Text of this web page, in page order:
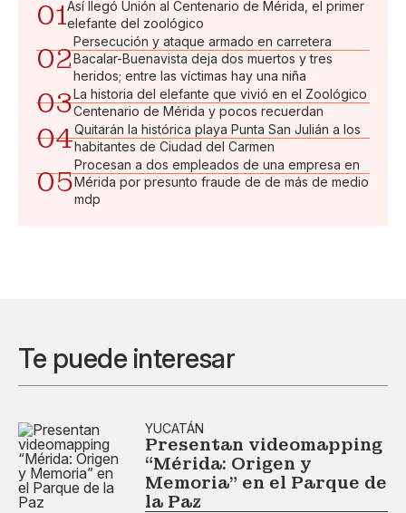
01Así llegó Unión al Centenario de Mérida, el primer
elefante del zoológico
02
Persecución y ataque armado en carretera
Bacalar-Buenavista deja dos muertos y tres
heridos; entre las víctimas hay una niña
03La historia del elefante que vivió en el Zoológico
Centenario de Mérida y pocos recuerdan
04Quitarán la histórica playa Punta San Julián a los
habitantes de Ciudad del Carmen
05
Procesan a dos empleados de una empresa en
Mérida por presunto fraude de de más de medio
mdp
Te puede interesar
YUCATÁN
Presentan videomapping
“Mérida: Origen y
Memoria” en el Parque de
la Paz